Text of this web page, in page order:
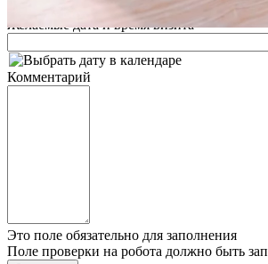
Это поле обязательно для заполнения
Желаемые дата и время визита
Комментарий
Это поле обязательно для заполнения
Поле проверки на робота должно быть